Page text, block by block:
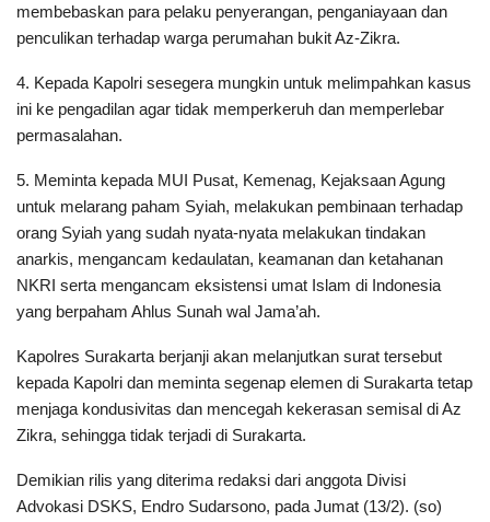
membebaskan para pelaku penyerangan, penganiayaan dan
penculikan terhadap warga perumahan bukit Az-Zikra.
4. Kepada Kapolri sesegera mungkin untuk melimpahkan kasus
ini ke pengadilan agar tidak memperkeruh dan memperlebar
permasalahan.
5. Meminta kepada MUI Pusat, Kemenag, Kejaksaan Agung
untuk melarang paham Syiah, melakukan pembinaan terhadap
orang Syiah yang sudah nyata-nyata melakukan tindakan
anarkis, mengancam kedaulatan, keamanan dan ketahanan
NKRI serta mengancam eksistensi umat Islam di Indonesia
yang berpaham Ahlus Sunah wal Jama’ah.
Kapolres Surakarta berjanji akan melanjutkan surat tersebut
kepada Kapolri dan meminta segenap elemen di Surakarta tetap
menjaga kondusivitas dan mencegah kekerasan semisal di Az
Zikra, sehingga tidak terjadi di Surakarta.
Demikian rilis yang diterima redaksi dari anggota Divisi
Advokasi DSKS, Endro Sudarsono, pada Jumat (13/2). (so)